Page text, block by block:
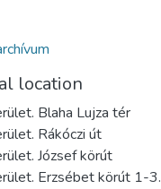
location
Blaha Lujza tér
Rákóczi út
József körút
Erzsébet körút 1-3.